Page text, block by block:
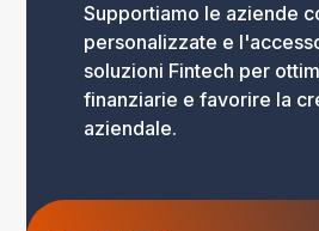
Supportiamo le aziende
personalizzate e
soluzioni Fintech per
finanziarie e favorire la
aziendale.